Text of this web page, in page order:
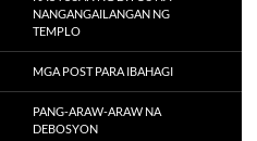
NANGANGAILANGAN NG
TEMPLO
MGA POST PARA IBAHAGI
PANG-ARAW-ARAW NA
DEBOSYON